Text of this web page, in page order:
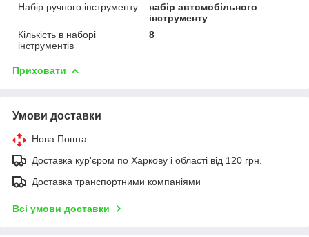
Набір ручного інструменту
набір автомобільного
інструменту
Кількість в наборі
інструментів
8
Приховати
Умови доставки
Нова Пошта
Доставка кур'єром по Харкову і області від 120 грн.
Доставка транспортними компаніями
Всі умови доставки